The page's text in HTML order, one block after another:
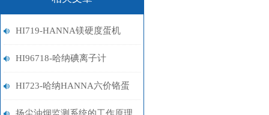
HI719-HANNA镁硬度蛋机
HI96718-哈纳碘离子计
HI723-哈纳HANNA六价铬蛋
机